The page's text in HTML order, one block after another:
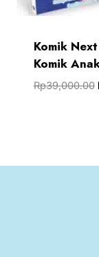
Komik
Komik
Rp39,000.00